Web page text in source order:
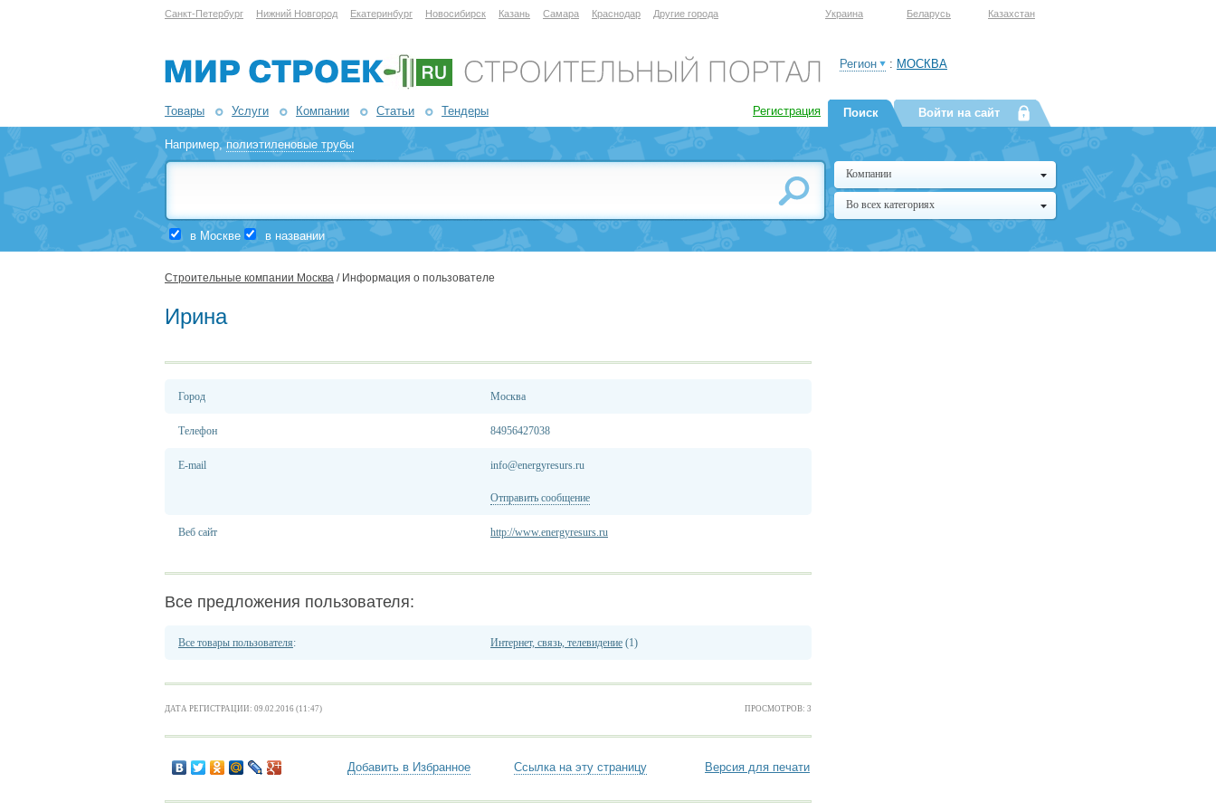
Санкт-Петербург Нижний Новгород Екатеринбург Новосибирск Казань Самара Краснодар Другие города Украина Беларусь Казахстан
Товары Услуги Компании Статьи Тендеры Регистрация
Регион : МОСКВА
Например,полиэтиленовые трубы
в Москве в названии
Поиск Войти на сайт
Компании
Во всех категориях
Строительные компании Москва / Информация о пользователе
Ирина
Город Москва
Телефон 84956427038
E-mail info@energyresurs.ru
Отправить сообщение
Веб сайт http://www.energyresurs.ru
Все предложения пользователя:
Все товары пользователя: Интернет, связь, телевидение (1)
ДАТА РЕГИСТРАЦИИ: 09.02.2016 (11:47) ПРОСМОТРОВ: 3
Добавить в Избранное Ссылка на эту страницу Версия для печати